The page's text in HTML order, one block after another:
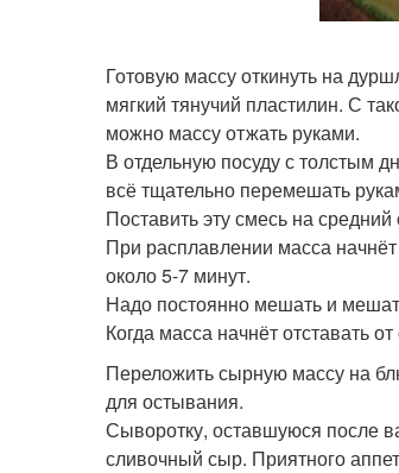
Готовую массу откинуть на
мягкий тянучий пластилин. С
можно массу отжать руками.
В отдельную посуду с толстым
всё тщательно перемешать
Поставить эту смесь на
При расплавлении масса
около 5-7 минут.
Надо постоянно мешать и
Когда масса начнёт отставать
Переложить сырную массу на
для остывания.
Сыворотку, оставшуюся после
сливочный сыр. Приятного